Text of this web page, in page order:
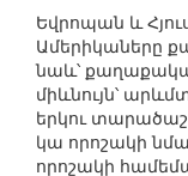
Եվրոպան և
Ամերիկաները
նաև՝
միևնույն՝
երկու
կա որոշակի
որոշակի